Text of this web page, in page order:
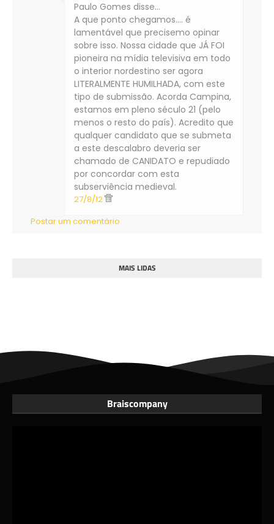
Paulo Gomes disse…
A que ponto chegamos.... é
lamentável que precisemo opinar
sobre isso. Nossa cidade que JÁ FOI
pioneira na mídia televisiva em todo
o interior nordestino ser agora
LITERALMENTE HUMILHADA, com este
tipo de submissão. Acorda Campina,
estamos em pleno século 21 (pelo
menos o resto do país). Acredito que
qualquer candidato que se submeta
a este descalabro deveria ser
chamado de CANIDATO e repudiado
por concordar com esta
subserviência medieval.
27/8/12
Postar um comentário
MAIS LIDAS
Braiscompany